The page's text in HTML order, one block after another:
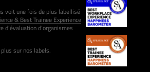
voit une fois de plus labellisé
& Best Trainee Experience
d’évaluation d’organismes
sur nos labels.